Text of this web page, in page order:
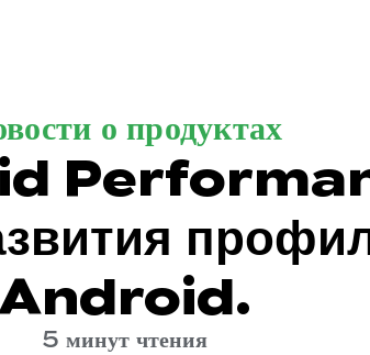
о продуктах
5 минут чтения